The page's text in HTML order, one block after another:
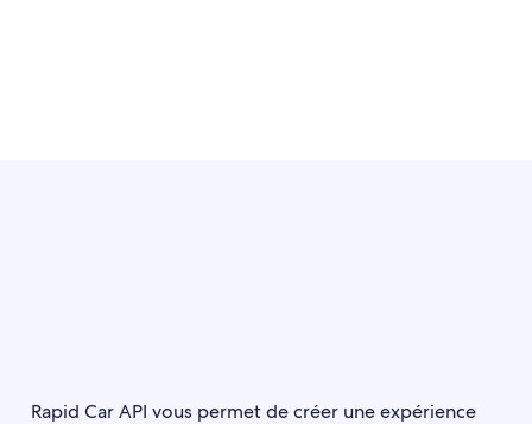
Rapid Car API vous permet de créer une expérience